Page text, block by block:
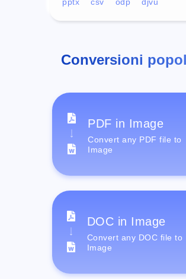
Conversioni
PDF in Image
Convert any PDF file to
Image
DOC in Image
Convert any DOC file to
Image